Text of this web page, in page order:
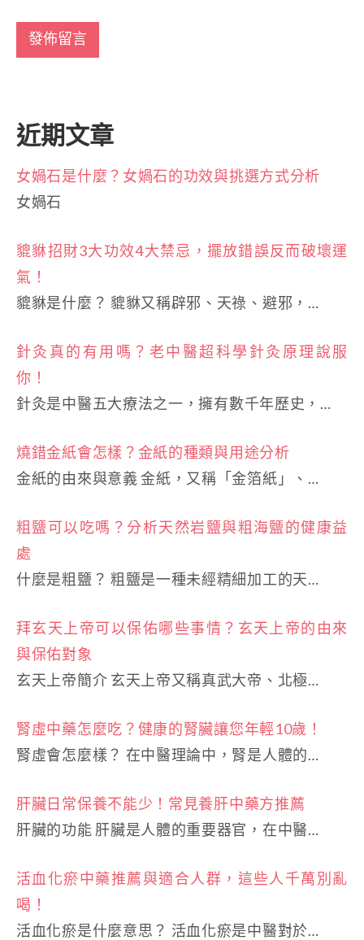
近期文章
女媧石是什麼？女媧石的功效與挑選方式分析
女媧石
貔貅招財3大功效4大禁忌，擺放錯誤反而破壞運
氣！
貔貅是什麼？ 貔貅又稱辟邪、天祿、避邪，…
針灸真的有用嗎？老中醫超科學針灸原理說服
你！
針灸是中醫五大療法之一，擁有數千年歷史，…
燒錯金紙會怎樣？金紙的種類與用途分析
金紙的由來與意義 金紙，又稱「金箔紙」、…
粗鹽可以吃嗎？分析天然岩鹽與粗海鹽的健康益
處
什麼是粗鹽？ 粗鹽是一種未經精細加工的天…
拜玄天上帝可以保佑哪些事情？玄天上帝的由來
與保佑對象
玄天上帝簡介 玄天上帝又稱真武大帝、北極…
腎虛中藥怎麼吃？健康的腎臟讓您年輕10歲！
腎虛會怎麼樣？ 在中醫理論中，腎是人體的…
肝臟日常保養不能少！常見養肝中藥方推薦
肝臟的功能 肝臟是人體的重要器官，在中醫…
活血化瘀中藥推薦與適合人群，這些人千萬別亂
喝！
活血化瘀是什麼意思？ 活血化瘀是中醫對於…